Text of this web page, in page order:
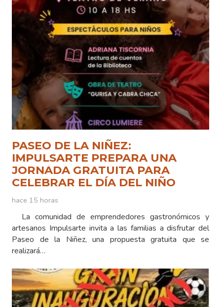
PASEO DE LA NIÑEZ:
IMPULSARTE PREPARA UNA
JORNADA GRATUITA PARA
CELEBRAR EL DÍA DEL NIÑO
hace 15 horas
La comunidad de emprendedores gastronómicos y
artesanos Impulsarte invita a las familias a disfrutar del
Paseo de la Niñez, una propuesta gratuita que se
realizará…